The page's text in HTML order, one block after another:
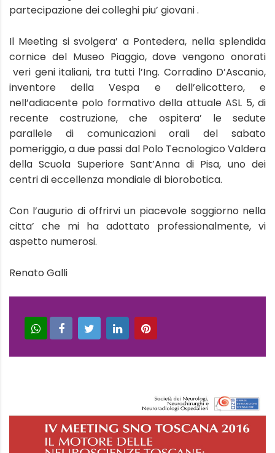
partecipazione dei colleghi piu’ giovani .
Il Meeting si svolgera’ a Pontedera, nella splendida
cornice del Museo Piaggio, dove vengono onorati
veri geni italiani, tra tutti l’Ing. Corradino D’Ascanio,
inventore della Vespa e dell’elicottero, e
nell’adiacente polo formativo della attuale ASL 5, di
recente costruzione, che ospitera’ le sedute
parallele di comunicazioni orali del sabato
pomeriggio, a due passi dal Polo Tecnologico Valdera
della Scuola Superiore Sant’Anna di Pisa, uno dei
centri di eccellenza mondiale di biorobotica.
Con l’augurio di offrirvi un piacevole soggiorno nella
citta’ che mi ha adottato professionalmente, vi
aspetto numerosi.
Renato Galli